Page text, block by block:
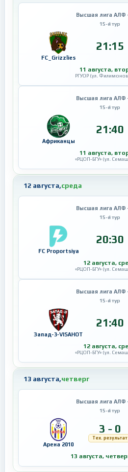
Высшая лига АЛФ
15-й тур
FC_Grizzlies
21:15
11 августа,
РГУОР (ул.
Высшая лига АЛФ
15-й тур
Африканцы
21:40
11 августа,
«РЦОП-БГУ» (ул.
12 августа,среда
Высшая лига АЛФ
15-й тур
FC Proportsiya
20:30
12 августа,
«РЦОП-БГУ» (ул.
Высшая лига АЛФ
15-й тур
Запад-3-VISAHOT
21:40
12 августа,
«РЦОП-БГУ» (ул.
13 августа,четверг
Высшая лига АЛФ
15-й тур
Арена 2010
3 - 0
Тех. результат
13 августа,